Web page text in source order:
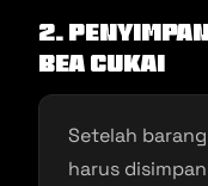
2.
Bea Cukai
Setelah
harus